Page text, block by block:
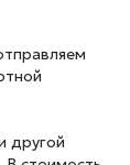
другой